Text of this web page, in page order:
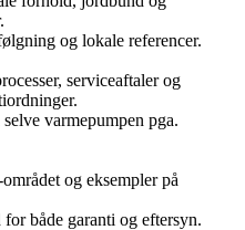
og lokale referencer.
serviceaftaler og
varmepumpen pga.
og eksempler på
for både garanti og eftersyn.